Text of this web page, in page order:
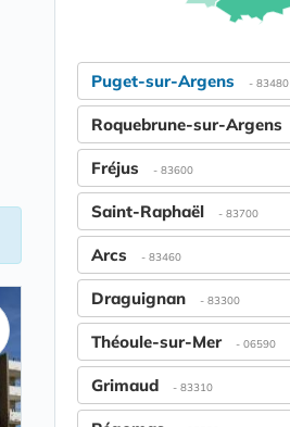
Puget-sur-Argens - 83480
Roquebrune-sur-Argens
Fréjus - 83600
Saint-Raphaël - 83700
Arcs - 83460
Draguignan - 83300
Théoule-sur-Mer - 06590
Grimaud - 83310